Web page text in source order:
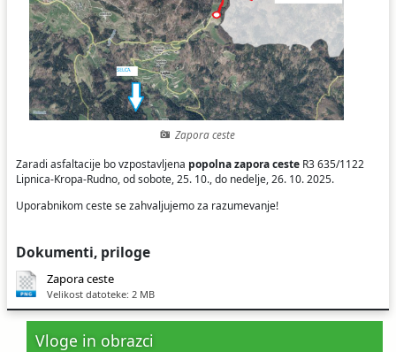
Zapora ceste
Zaradi asfaltacije bo vzpostavljena popolna zapora ceste R3 635/1122
Lipnica-Kropa-Rudno, od sobote, 25. 10., do nedelje, 26. 10. 2025.
Uporabnikom ceste se zahvaljujemo za razumevanje!
Dokumenti, priloge
Zapora ceste
Velikost datoteke: 2 MB
Vloge in obrazci
Ceniki
Fotogalerija
Varstvo osebnih podatkov
Katalog informacij javnega značaja
Proračun občine
Koledar odvoza odpadkov
Varuhov kotiček
Uradni dokumenti in povezave